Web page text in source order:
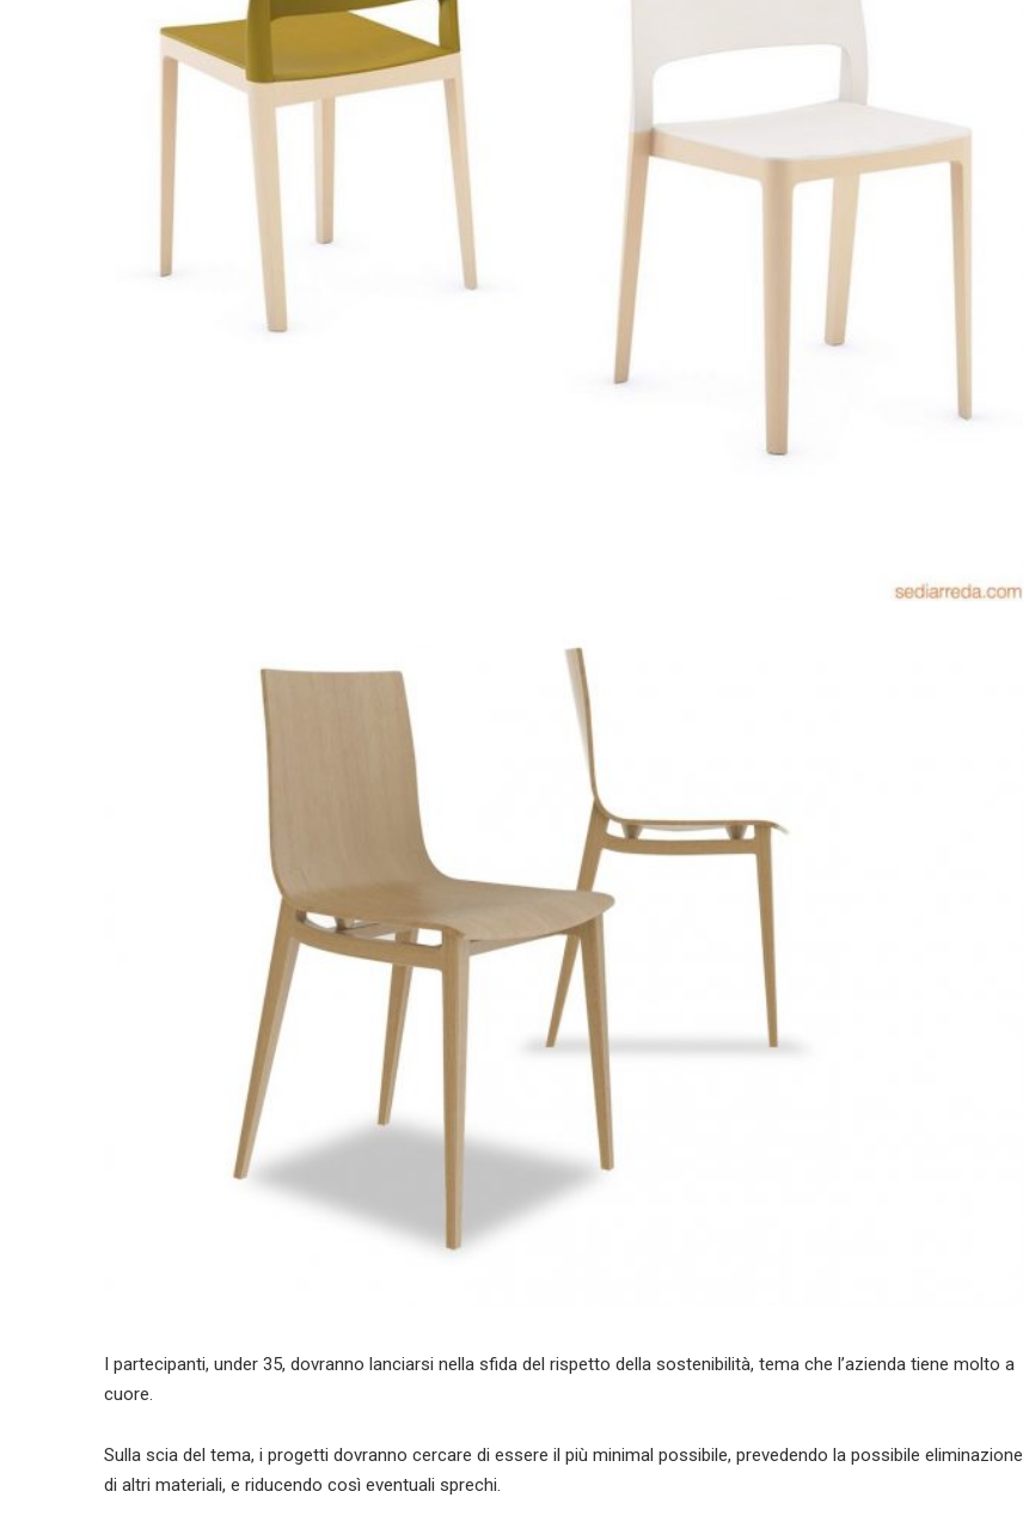
I partecipanti, under 35, dovranno lanciarsi nella sfida del rispetto della sostenibilità, tema che l’azienda tiene molto a
cuore.
Sulla scia del tema, i progetti dovranno cercare di essere il più minimal possibile, prevedendo la possibile eliminazione
di altri materiali, e riducendo così eventuali sprechi.